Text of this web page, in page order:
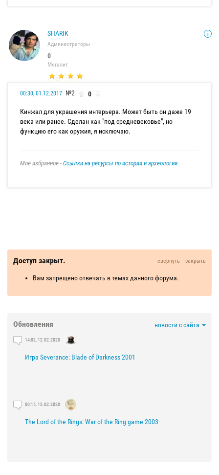
SHARIK
Администраторы
0
Мегалит
00:30, 01.12.2017 №2 0
Кинжал для украшения интерьера. Может быть он даже 19
века или ранее. Сделан как "под средневековье", но
функцию его как оружия, я исключаю.
Мое избранное - Ссылки на ресурсы по истории и археологии
Доступ закрыт. свернуть закрыть
Вам запрещено отвечать в темах данного форума.
Обновления новости с сайта
14:02, 12.02.2020
Игра Severance: Blade of Darkness 2001
00:15, 12.02.2020
The Lord of the Rings: War of the Ring game 2003